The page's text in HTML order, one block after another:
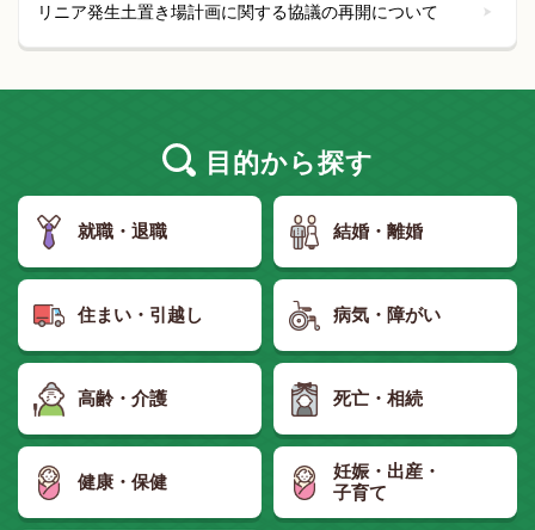
リニア発生土置き場計画に関する協議の再開について
目的から探す
就職・退職 結婚・離婚
住まい・引越し 病気・障がい
高齢・介護 死亡・相続
健康・保健
妊娠・出産・
子育て